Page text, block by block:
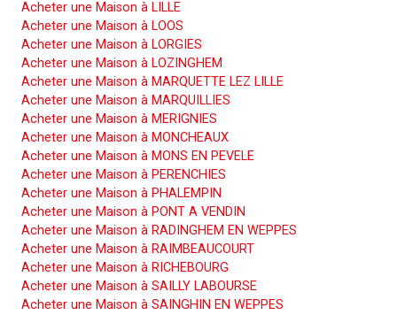
Acheter une Maison à LILLE
Acheter une Maison à LOOS
Acheter une Maison à LORGIES
Acheter une Maison à LOZINGHEM
Acheter une Maison à MARQUETTE LEZ LILLE
Acheter une Maison à MARQUILLIES
Acheter une Maison à MERIGNIES
Acheter une Maison à MONCHEAUX
Acheter une Maison à MONS EN PEVELE
Acheter une Maison à PERENCHIES
Acheter une Maison à PHALEMPIN
Acheter une Maison à PONT A VENDIN
Acheter une Maison à RADINGHEM EN WEPPES
Acheter une Maison à RAIMBEAUCOURT
Acheter une Maison à RICHEBOURG
Acheter une Maison à SAILLY LABOURSE
Acheter une Maison à SAINGHIN EN WEPPES